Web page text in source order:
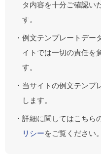
タ内容を十分ご確認い
す。
・例文テンプレートデー
イトでは一切の責任を
す。
・当サイトの例文テンプ
します。
・詳細に関してはこちら
リシーをご覧ください。